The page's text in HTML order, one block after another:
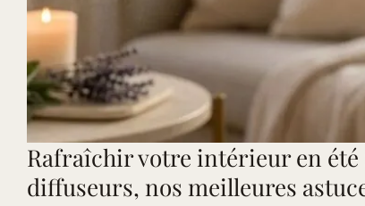
Rafraîchir votre intérieur en été
diffuseurs, nos meilleures